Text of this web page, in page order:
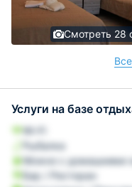
Смотреть 28
Услуги на базе
Wi-Fi
Рыбалка
Можно с домашними
Бар / Ресторан